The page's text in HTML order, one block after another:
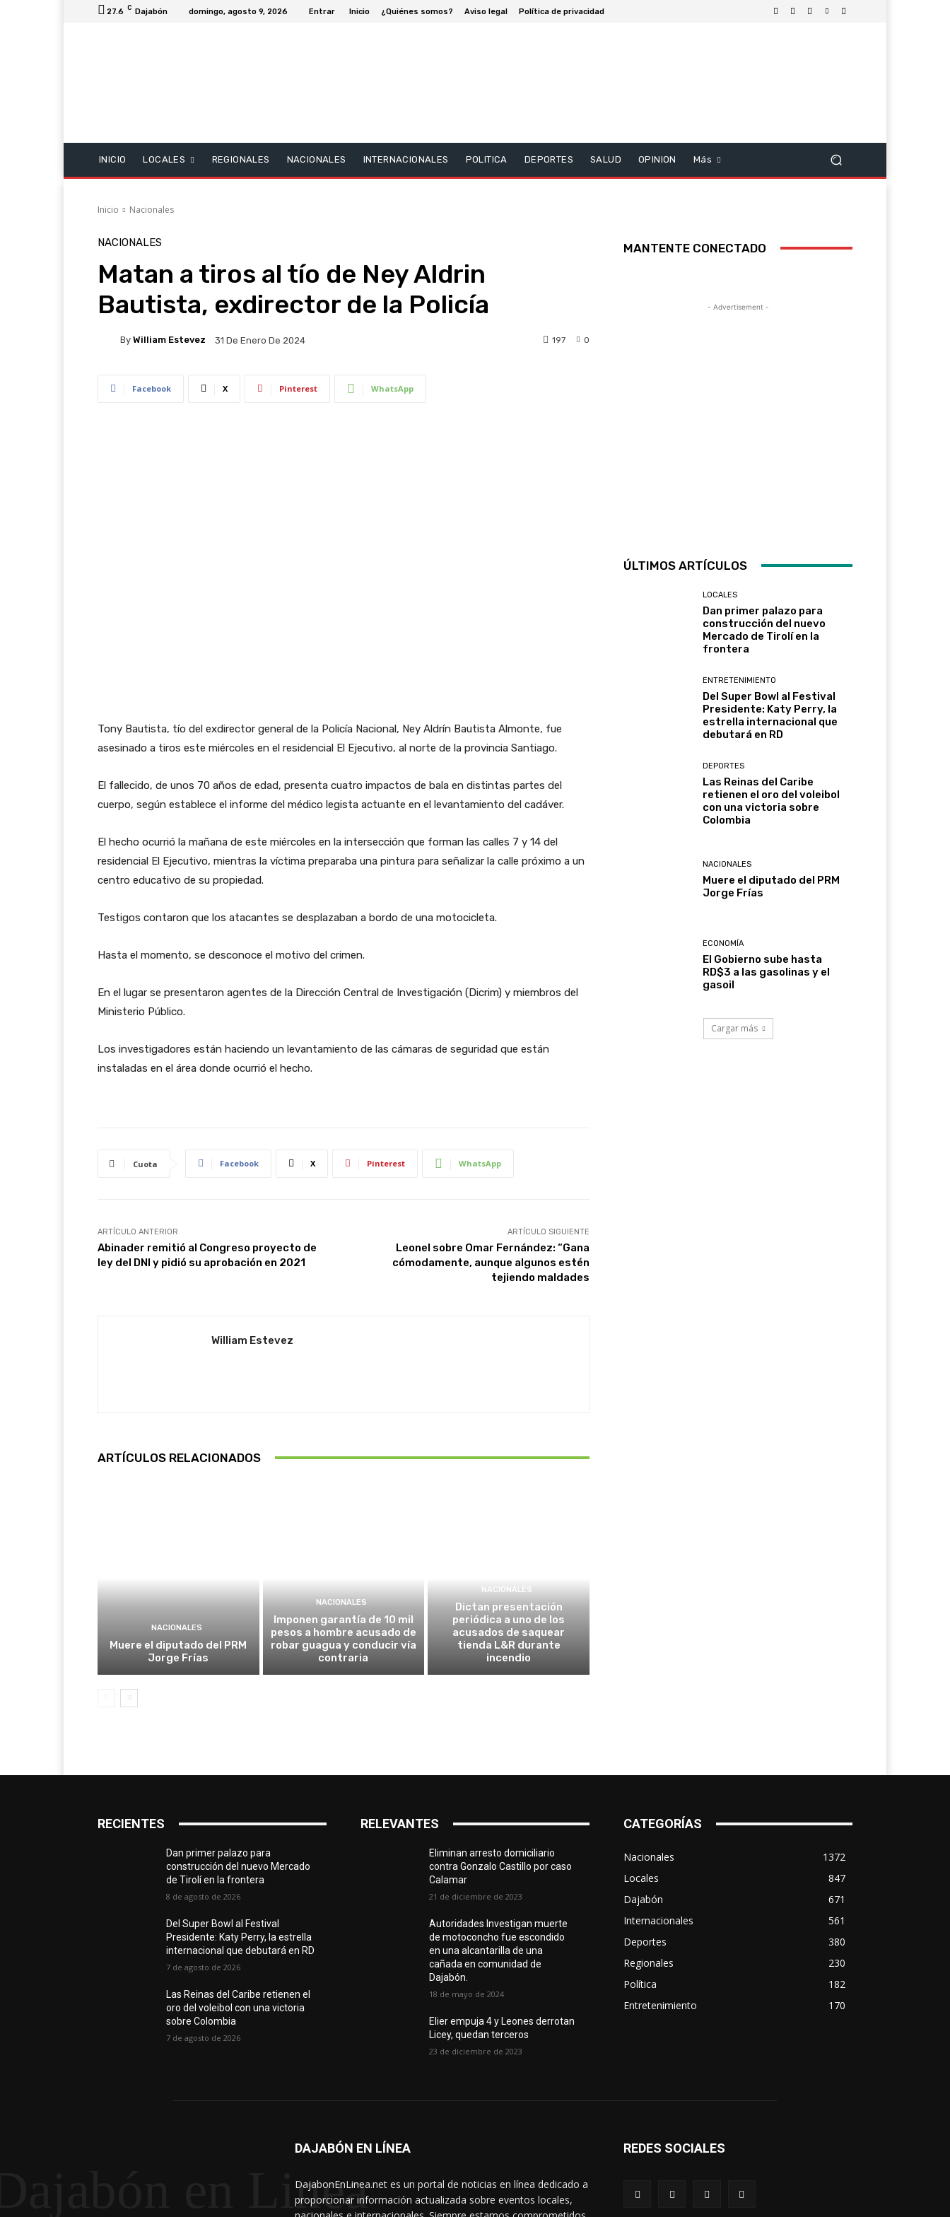
27.6 C Dajabón domingo, agosto 9, 2026 Entrar Inicio ¿Quiénes somos? Aviso legal Política de privacidad
INICIO LOCALES REGIONALES NACIONALES INTERNACIONALES POLITICA DEPORTES SALUD OPINION Más
Inicio Nacionales
NACIONALES
Matan a tiros al tío de Ney Aldrin
Bautista, exdirector de la Policía
By William Estevez 31 De Enero De 2024 0
197
Facebook X Pinterest WhatsApp
Tony Bautista, tío del exdirector general de la Policía Nacional, Ney Aldrín Bautista Almonte, fue
asesinado a tiros este miércoles en el residencial El Ejecutivo, al norte de la provincia Santiago.
El fallecido, de unos 70 años de edad, presenta cuatro impactos de bala en distintas partes del
cuerpo, según establece el informe del médico legista actuante en el levantamiento del cadáver.
El hecho ocurrió la mañana de este miércoles en la intersección que forman las calles 7 y 14 del
residencial El Ejecutivo, mientras la víctima preparaba una pintura para señalizar la calle próximo a un
centro educativo de su propiedad.
Testigos contaron que los atacantes se desplazaban a bordo de una motocicleta.
Hasta el momento, se desconoce el motivo del crimen.
En el lugar se presentaron agentes de la Dirección Central de Investigación (Dicrim) y miembros del
Ministerio Público.
Los investigadores están haciendo un levantamiento de las cámaras de seguridad que están
instaladas en el área donde ocurrió el hecho.
Cuota Facebook X Pinterest WhatsApp
ARTÍCULO ANTERIOR
Abinader remitió al Congreso proyecto de
ley del DNI y pidió su aprobación en 2021
ARTÍCULO SIGUIENTE
Leonel sobre Omar Fernández: “Gana
cómodamente, aunque algunos estén
tejiendo maldades
William Estevez
ARTÍCULOS RELACIONADOS
NACIONALES
Muere el diputado del PRM
Jorge Frías
NACIONALES
Imponen garantía de 10 mil
pesos a hombre acusado de
robar guagua y conducir vía
contraria
NACIONALES
Dictan presentación
periódica a uno de los
acusados de saquear
tienda L&R durante
incendio
MANTENTE CONECTADO
- Advertisement -
ÚLTIMOS ARTÍCULOS
LOCALES
Dan primer palazo para
construcción del nuevo
Mercado de Tirolí en la
frontera
ENTRETENIMIENTO
Del Super Bowl al Festival
Presidente: Katy Perry, la
estrella internacional que
debutará en RD
DEPORTES
Las Reinas del Caribe
retienen el oro del voleibol
con una victoria sobre
Colombia
NACIONALES
Muere el diputado del PRM
Jorge Frías
ECONOMÍA
El Gobierno sube hasta
RD$3 a las gasolinas y el
gasoil
Cargar más
RECIENTES
Dan primer palazo para
construcción del nuevo Mercado
de Tirolí en la frontera
8 de agosto de 2026
Del Super Bowl al Festival
Presidente: Katy Perry, la estrella
internacional que debutará en RD
7 de agosto de 2026
Las Reinas del Caribe retienen el
oro del voleibol con una victoria
sobre Colombia
7 de agosto de 2026
RELEVANTES
Eliminan arresto domiciliario
contra Gonzalo Castillo por caso
Calamar
21 de diciembre de 2023
Autoridades Investigan muerte
de motoconcho fue escondido
en una alcantarilla de una
cañada en comunidad de
Dajabón.
18 de mayo de 2024
Elier empuja 4 y Leones derrotan
Licey, quedan terceros
23 de diciembre de 2023
CATEGORÍAS
Nacionales
1372
Locales
847
Dajabón
671
Internacionales
561
Deportes
380
Regionales
230
Política
182
Entretenimiento
170
en Linea
DAJABÓN EN LÍNEA
DajabonEnLinea.net es un portal de noticias en línea dedicado a
proporcionar información actualizada sobre eventos locales,
REDES SOCIALES